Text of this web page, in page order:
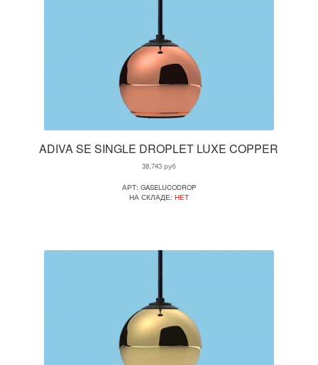
ADIVA SE SINGLE DROPLET LUXE COPPER
38,743руб
АРТ: GASELUCODROP
НА СКЛАДЕ: НЕТ